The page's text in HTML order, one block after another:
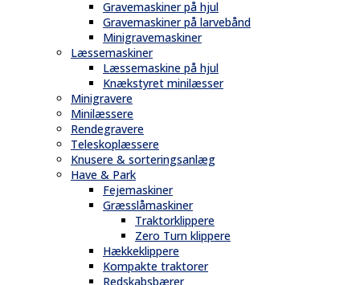
Gravemaskiner på hjul
Gravemaskiner på larvebånd
Minigravemaskiner
Læssemaskiner
Læssemaskine på hjul
Knækstyret minilæsser
Minigravere
Minilæssere
Rendegravere
Teleskoplæssere
Knusere & sorteringsanlæg
Have & Park
Fejemaskiner
Græsslåmaskiner
Traktorklippere
Zero Turn klippere
Hækkeklippere
Kompakte traktorer
Redskabsbærer